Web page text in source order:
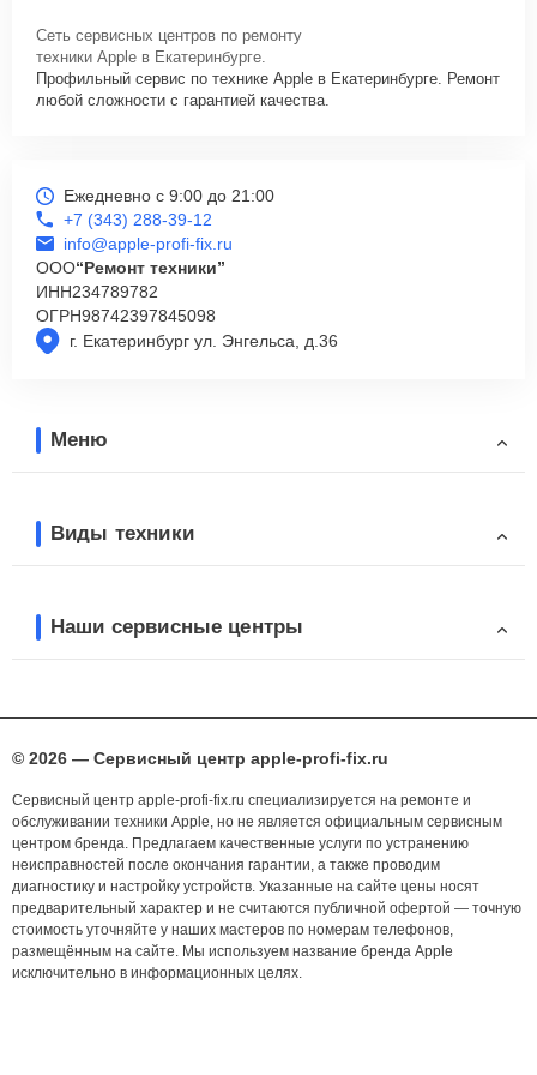
Сеть сервисных центров по ремонту
техники Apple в Екатеринбурге.
Профильный сервис по технике Apple в Екатеринбурге. Ремонт
любой сложности с гарантией качества.
г. Екатеринбург ул. Энгельса, д.36
Ежедневно с 9:00 до 21:00
+7 (343) 288-39-12
info@apple-profi-fix.ru
ООО“Ремонт техники”
ИНН234789782
ОГРН98742397845098
Меню
Виды техники
Наши сервисные центры
© 2026 — Сервисный центр apple-profi-fix.ru
Сервисный центр apple-profi-fix.ru специализируется на ремонте и
обслуживании техники Apple, но не является официальным сервисным
центром бренда. Предлагаем качественные услуги по устранению
неисправностей после окончания гарантии, а также проводим
диагностику и настройку устройств. Указанные на сайте цены носят
предварительный характер и не считаются публичной офертой — точную
стоимость уточняйте у наших мастеров по номерам телефонов,
размещённым на сайте. Мы используем название бренда Apple
исключительно в информационных целях.